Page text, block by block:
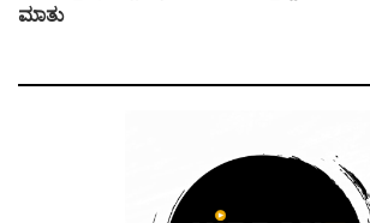
ಮಾತು